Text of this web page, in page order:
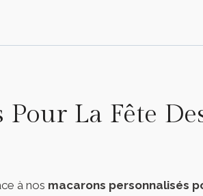
Pour La Fête
à nos macarons personnalisés